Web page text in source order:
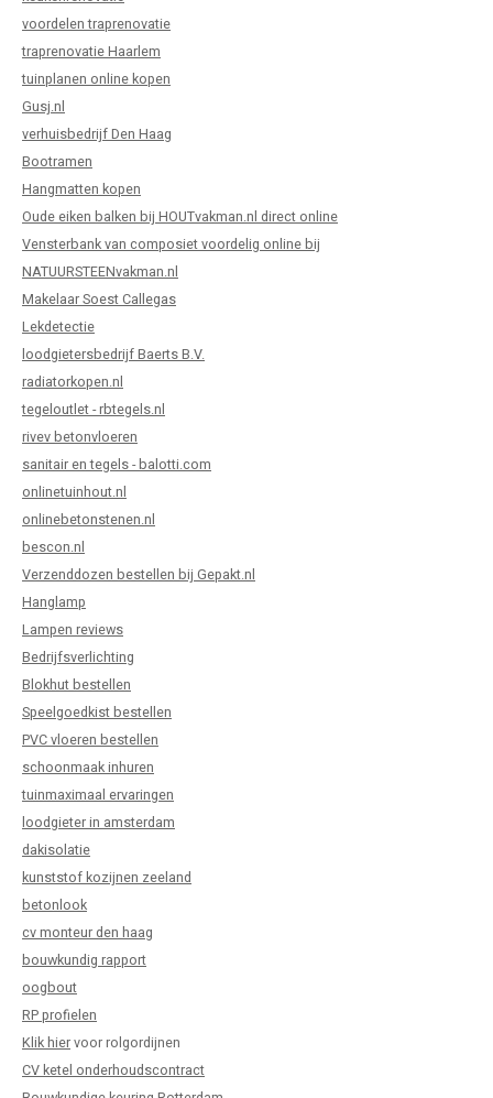
voordelen traprenovatie
traprenovatie Haarlem
tuinplanen online kopen
Gusj.nl
verhuisbedrijf Den Haag
Bootramen
Hangmatten kopen
Oude eiken balken bij HOUTvakman.nl direct online
Vensterbank van composiet voordelig online bij
NATUURSTEENvakman.nl
Makelaar Soest Callegas
Lekdetectie
loodgietersbedrijf Baerts B.V.
radiatorkopen.nl
tegeloutlet - rbtegels.nl
rivev betonvloeren
sanitair en tegels - balotti.com
onlinetuinhout.nl
onlinebetonstenen.nl
bescon.nl
Verzenddozen bestellen bij Gepakt.nl
Hanglamp
Lampen reviews
Bedrijfsverlichting
Blokhut bestellen
Speelgoedkist bestellen
PVC vloeren bestellen
schoonmaak inhuren
tuinmaximaal ervaringen
loodgieter in amsterdam
dakisolatie
kunststof kozijnen zeeland
betonlook
cv monteur den haag
bouwkundig rapport
oogbout
RP profielen
Klik hiervoor rolgordijnen
CV ketel onderhoudscontract